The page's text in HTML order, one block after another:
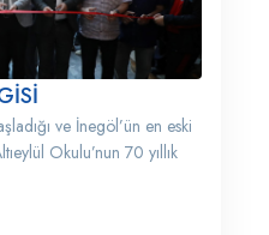
ve İnegöl’ün en eski
Okulu’nun 70 yıllık